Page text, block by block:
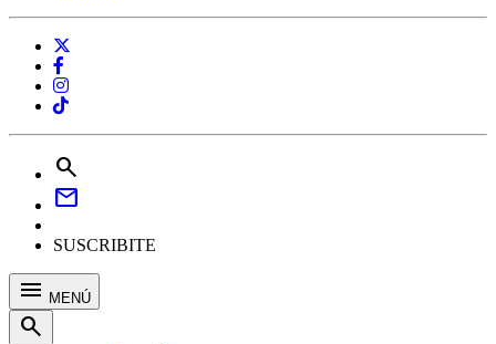
search
mail
SUSCRIBITE
menu MENÚ
search